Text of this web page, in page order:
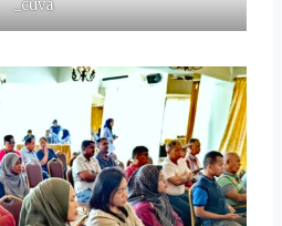
_cuva